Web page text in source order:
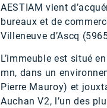
AESTIAM vient
bureaux et de
Villeneuve d’Ascq
L’immeuble est situé
mn, dans un
Pierre Mauroy) et
Auchan V2, l’un des